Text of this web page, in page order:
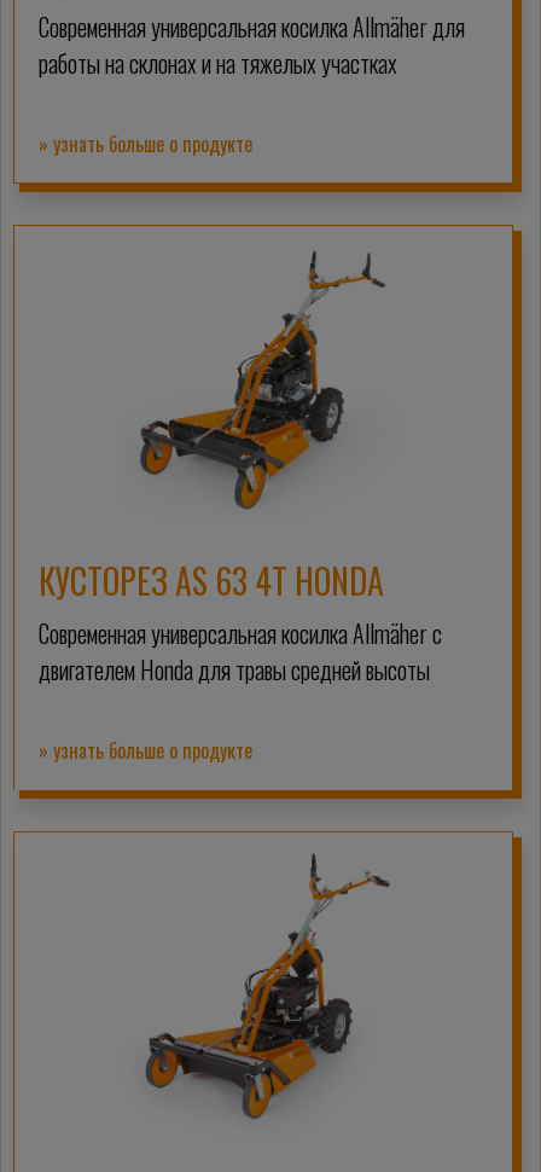
Современная универсальная косилка Allmäher для
работы на склонах и на тяжелых участках
» узнать больше о продукте
КУСТОРЕЗ AS 63 4T HONDA
Современная универсальная косилка Allmäher с
двигателем Honda для травы средней высоты
» узнать больше о продукте